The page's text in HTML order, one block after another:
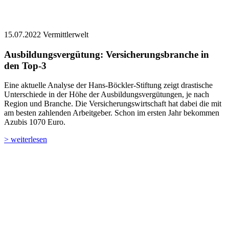
15.07.2022 Vermittlerwelt
Ausbildungsvergütung: Versicherungsbranche in
den Top-3
Eine aktuelle Analyse der Hans-Böckler-Stiftung zeigt drastische
Unterschiede in der Höhe der Ausbildungsvergütungen, je nach
Region und Branche. Die Versicherungs­wirtschaft hat dabei die mit
am besten zahlenden Arbeitgeber. Schon im ersten Jahr bekommen
Azubis 1070 Euro.
> weiterlesen